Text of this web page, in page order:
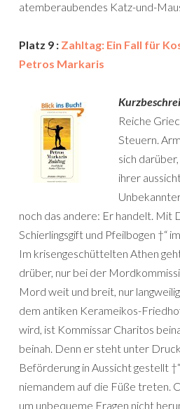
atemberaubendes Katz-und-
Platz 9 : Zahltag: Ein Fall für
Petros Markaris
Reiche
Steuern.
sich
ihrer
noch das andere: Er handelt. Mit
Schierlingsgift und Pfeilbogen †“
Im krisengeschüttelten Athen
drüber, nur bei der
Mord weit und breit, nur
dem antiken Kerameikos-
wird, ist Kommissar Charitos
beinah. Denn er steht unter
Beförderung in Aussicht gestellt
niemandem auf die Füße treten.
um unbequeme Fragen nicht